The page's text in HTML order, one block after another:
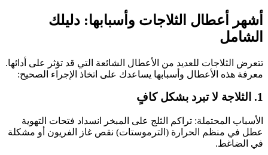
أشهر أعطال الثلاجات وأسبابها: دليلك
الشامل
تتعرض الثلاجات للعديد من الأعطال الشائعة التي قد تؤثر على أدائها.
معرفة هذه الأعطال وأسبابها يساعدك على اتخاذ الإجراء الصحيح:
1. الثلاجة لا تبرد بشكل كافٍ
الأسباب المحتملة: تراكم الثلج على المبخر انسداد فتحات التهوية
عطل في منظم الحرارة (الترموستات) نقص غاز الفريون أو مشكلة
في الضاغط.